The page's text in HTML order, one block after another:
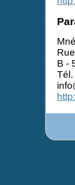
B -
Tél.